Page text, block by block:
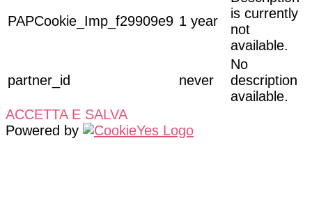
PAPCookie_Imp_f29909e9 1 year
is currently
not
available.
partner_id never
No
description
available.
ACCETTA E SALVA
Powered by